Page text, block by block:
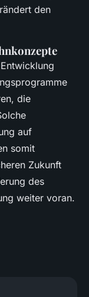
den
die
auf
somit
Zukunft
des
weiter voran.